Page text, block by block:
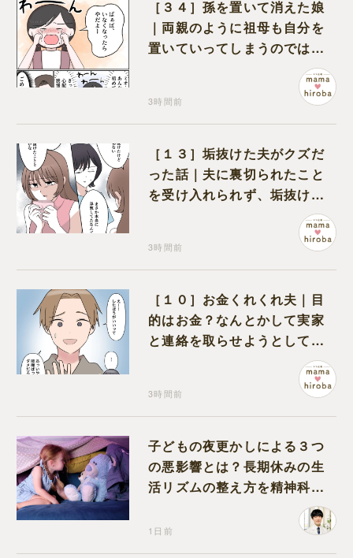
［３４］孫を置いて消えた娘
｜両親のように祖母も自分を
置いていってしまうのでは？
と怯えて泣く孫に心が痛む
3時間前
［１３］垢抜けた夫がクズだ
った話｜夫に裏切られたこと
を受け入れられず、垢抜けた
ことが関係しているのかと嘆
3時間前
［１０］お金くれくれ夫｜目
的はお金？なんとかして実家
と連絡を取らせようとしてく
3時間前
子どもの夜更かしによる３つ
の悪影響とは？長期休みの生
活リズムの整え方を精神科医
1日前